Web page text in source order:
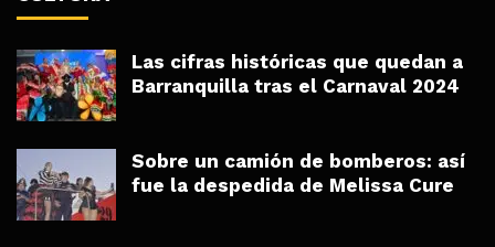
Las cifras históricas que quedan a
Barranquilla tras el Carnaval 2024
Sobre un camión de bomberos: así
fue la despedida de Melissa Cure